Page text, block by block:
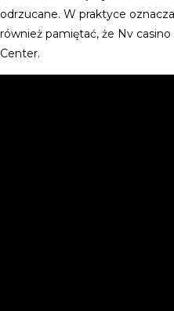
odrzucane. W praktyce
również pamiętać, że Nv
Center.